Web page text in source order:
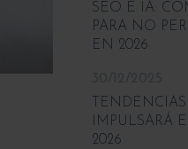
SEO E IA:
PARA NO
EN 2026
IMPULSARÁ
2026